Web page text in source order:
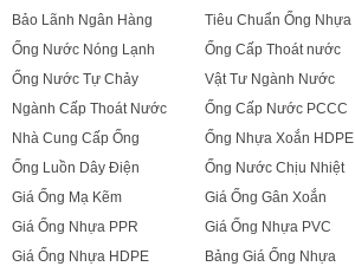
Bảo Lãnh Ngân Hàng
Tiêu Chuẩn Ống Nhựa
Ống Nước Nóng Lạnh
Ống Cấp Thoát nước
Ống Nước Tự Chảy
Vật Tư Ngành Nước
Ngành Cấp Thoát Nước
Ống Cấp Nước PCCC
Nhà Cung Cấp Ống
Ống Nhựa Xoắn HDPE
Ống Luồn Dây Điện
Ống Nước Chịu Nhiệt
Giá Ống Mạ Kẽm
Giá Ống Gân Xoắn
Giá Ống Nhựa PPR
Giá Ống Nhựa PVC
Giá Ống Nhựa HDPE
Bảng Giá Ống Nhựa